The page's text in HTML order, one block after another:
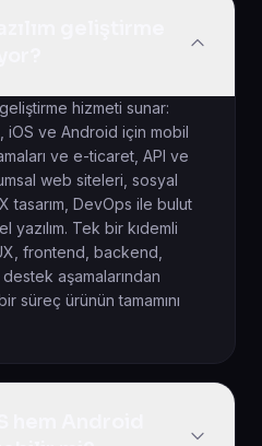
hizmeti sunar:
iOS ve Android için mobil
ve e-ticaret, API ve
web siteleri, sosyal
tasarım, DevOps ile bulut
yazılım. Tek bir kıdemli
frontend, backend,
destek aşamalarından
süreç ürünün tamamını